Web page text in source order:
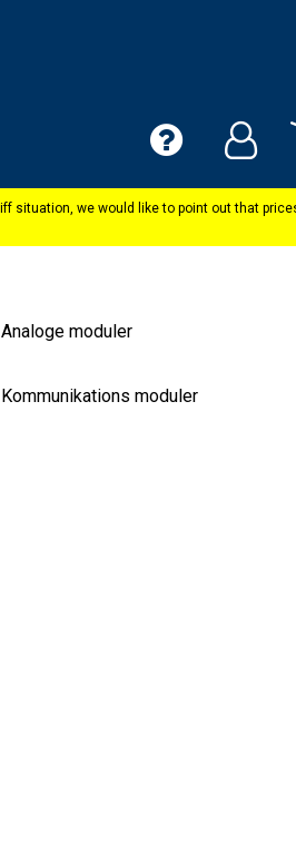
Analoge moduler
Kommunikations moduler